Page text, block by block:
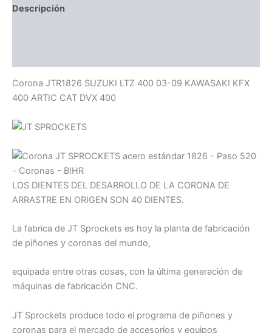
Descripción
Corona JTR1826 SUZUKI LTZ 400 03-09 KAWASAKI KFX
400 ARTIC CAT DVX 400
LOS DIENTES DEL DESARROLLO DE LA CORONA DE
ARRASTRE EN ORIGEN SON 40 DIENTES.
La fabrica de JT Sprockets es hoy la planta de fabricación
de piñones y coronas del mundo,
equipada entre otras cosas, con la última generación de
máquinas de fabricación CNC.
JT Sprockets produce todo el programa de piñones y
coronas para el mercado de accesorios y equipos